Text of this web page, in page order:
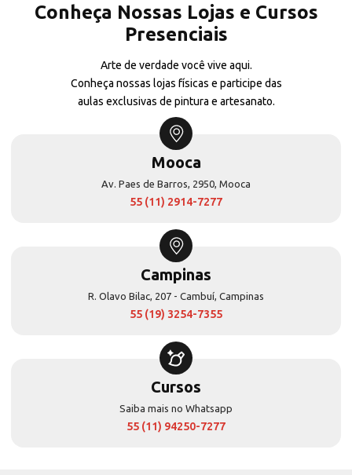
Conheça Nossas Lojas e Cursos
Presenciais
Arte de verdade você vive aqui.
Conheça nossas lojas físicas e participe das
aulas exclusivas de pintura e artesanato.
Mooca
Av. Paes de Barros, 2950, Mooca
55 (11) 2914-7277
Campinas
R. Olavo Bilac, 207 - Cambuí, Campinas
55 (19) 3254-7355
Cursos
Saiba mais no Whatsapp
55 (11) 94250-7277